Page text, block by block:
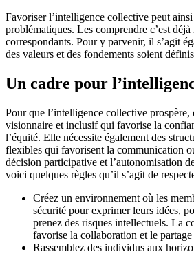
Favoriser l’intelligence collective peut
problématiques. Les comprendre c’est
correspondants. Pour y parvenir, il s’agit
des valeurs et des fondements soient
Un cadre pour
Pour que l’intelligence collective
visionnaire et inclusif qui favorise la
l’équité. Elle nécessite également des
flexibles qui favorisent la communication
décision participative et l’autonomisation
voici quelques règles qu’il s’agit de
Créez un environnement où les
sécurité pour exprimer leurs idées,
prenez des risques intellectuels. La
favorise la collaboration et le
Rassemblez des individus aux